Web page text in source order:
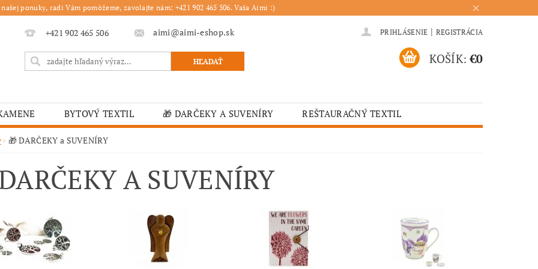
ponuky, radi Vám pomôžeme, zavolajte nám: +421 902 465 506. Vaša Aimi :)
+421 902 465 506 aimi@aimi-eshop.sk PRIHLÁSENIE | REGISTRÁCIA
KOŠÍK: €0
BYTOVÝ TEXTIL 🎁 DARČEKY A SUVENÍRY
REŠTAURAČNÝ TEXTIL
OBRUSY 🎄 VIANOČNÝ TOVAR
ZARIADENIA MOJA OBJEDNÁVKA
🎁 DARČEKY a SUVENÍRY
A SUVENÍRY